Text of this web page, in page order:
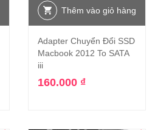
Thêm vào giỏ hàng
Adapter Chuyển Đổi SSD
Macbook 2012 To SATA
iii
160.000 ₫